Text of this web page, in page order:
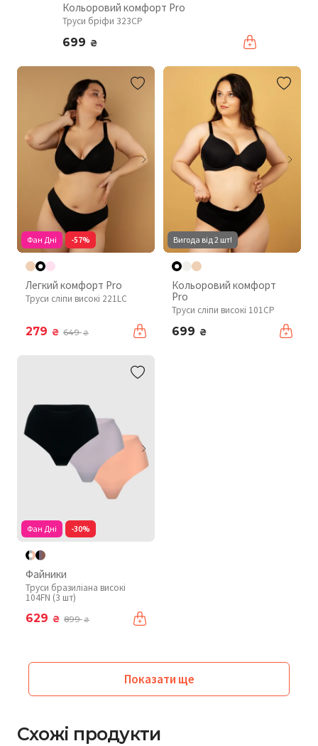
Кольоровий комфорт Pro
Труси бріфи 323CP
699 ₴
Фан Дні -57%
Легкий комфорт Pro
Труси сліпи високі 221LC
279 ₴ 649₴
Вигода від 2 шт!
Кольоровий комфорт
Pro
Труси сліпи високі 101CP
699 ₴
Фан Дні -30%
Файники
Труси бразиліана високі
104FN (3 шт)
629 ₴ 899₴
Показати ще
Схожі продукти